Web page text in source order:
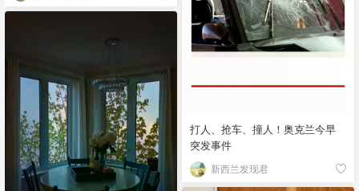
打人、抢车、撞人！奥克兰今早
突发事件
新西兰发现君